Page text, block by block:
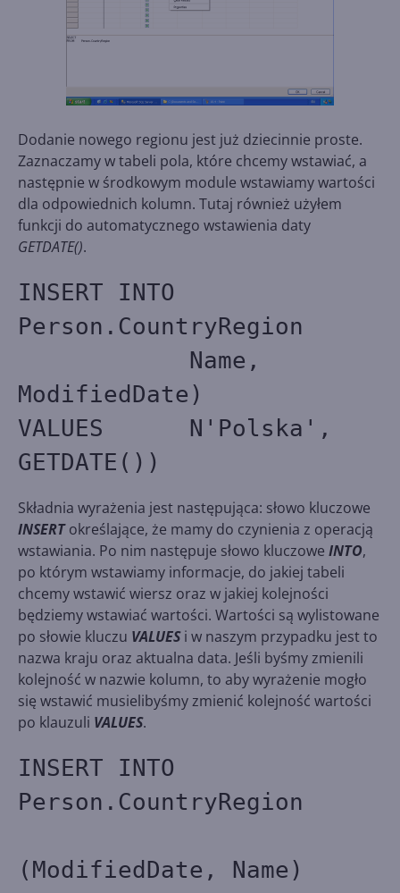
Dodanie nowego regionu jest już dziecinnie proste.
Zaznaczamy w tabeli pola, które chcemy wstawiać, a
następnie w środkowym module wstawiamy wartości
dla odpowiednich kolumn. Tutaj również użyłem
funkcji do automatycznego wstawienia daty
GETDATE().
INSERT INTO
Person.CountryRegion
Name,
ModifiedDate)
VALUES N'Polska',
GETDATE())
Składnia wyrażenia jest następująca: słowo kluczowe
INSERTokreślające, że mamy do czynienia z operacją
wstawiania. Po nim następuje słowo kluczowe INTO,
po którym wstawiamy informacje, do jakiej tabeli
chcemy wstawić wiersz oraz w jakiej kolejności
będziemy wstawiać wartości. Wartości są wylistowane
po słowie kluczu VALUESi w naszym przypadku jest to
nazwa kraju oraz aktualna data. Jeśli byśmy zmienili
kolejność w nazwie kolumn, to aby wyrażenie mogło
się wstawić musielibyśmy zmienić kolejność wartości
po klauzuli VALUES.
INSERT INTO
Person.CountryRegion
(ModifiedDate, Name)